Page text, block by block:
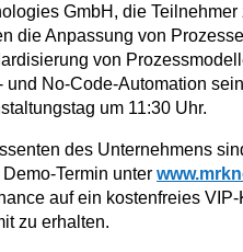
GmbH, die
die Anpassung von
von
und No-Code-Automation
um 11:30 Uhr.
des Unternehmens
Termin unter
auf ein kostenfreies
zu erhalten.